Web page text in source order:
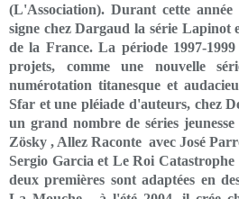
(L'Association). Durant cette
signe chez Dargaud la série Lapinot
de la France. La période 1997-
projets, comme une nouvelle
numérotation titanesque et
Sfar et une pléiade d'auteurs, chez
un grand nombre de séries
Zösky , Allez Raconte avec José
Sergio Garcia et Le Roi
deux premières sont adaptées en